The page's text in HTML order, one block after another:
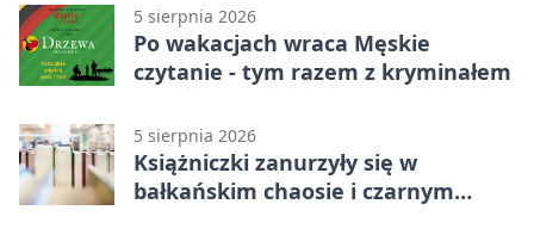
5 sierpnia 2026
Po wakacjach wraca Męskie
czytanie - tym razem z kryminałem
5 sierpnia 2026
Książniczki zanurzyły się w
bałkańskim chaosie i czarnym